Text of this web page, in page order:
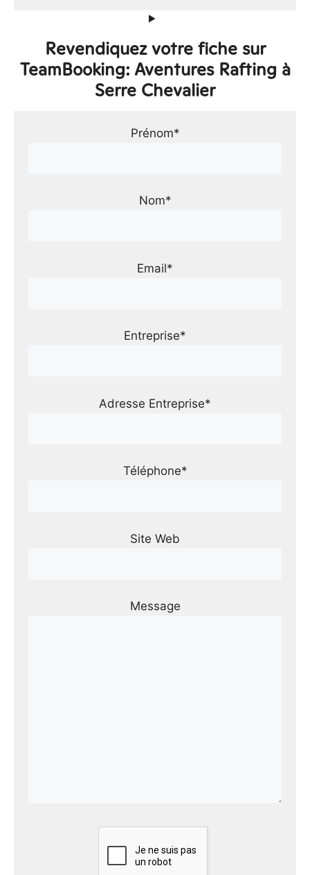
Revendiquez votre fiche sur
TeamBooking: Aventures Rafting à
Serre Chevalier
Prénom*
Nom*
Email*
Entreprise*
Adresse Entreprise*
Téléphone*
Site Web
Message